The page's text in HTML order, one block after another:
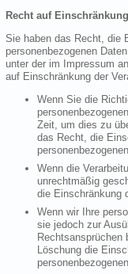
Recht auf
Sie haben das Recht, die
personenbezogenen
unter der im Impressum
auf Einschränkung der
Wenn Sie die
Zeit, um dies zu
das Recht, die
Wenn die
unrechtmäßig
die Einschränkung
Wenn wir Ihre
sie jedoch zur
Löschung die